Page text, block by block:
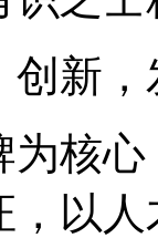
创新，
为核
，以